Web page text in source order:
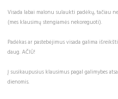
Visada labai malonu sulaukti padėkų, tačiau
(mes klausimų stengiamės nekoreguoti).
Padėkas ar pastebėjimus visada galima
daug. AČIŪ!
Į susikaupusius klausimus pagal galimybes
dienomis.